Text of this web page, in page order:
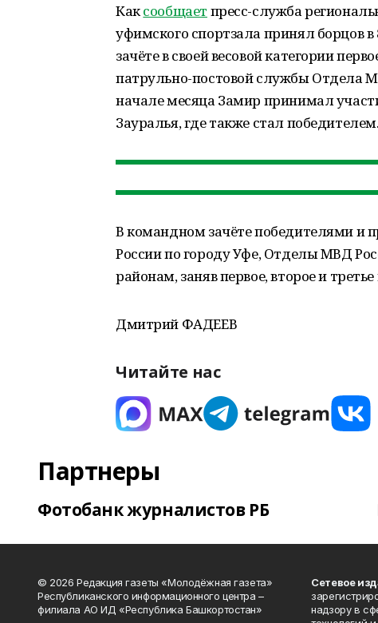
Каксообщает пресс-служба
уфимского спортзала принял борцов в
зачёте в своей весовой категории
патрульно-постовой службы Отдела
начале месяца Замир принимал
Зауралья, где также стал победителем.
В командном зачёте победителями и
России по городу Уфе, Отделы МВД
районам, заняв первое, второе и
Дмитрий ФАДЕЕВ
Читайте нас
Партнеры
Фотобанк журналистов РБ
© 2026 Редакция газеты «Молодёжная газета»
Республиканского информационного центра –
филиала АО ИД «Республика Башкортостан»
Сетевое
надзору в